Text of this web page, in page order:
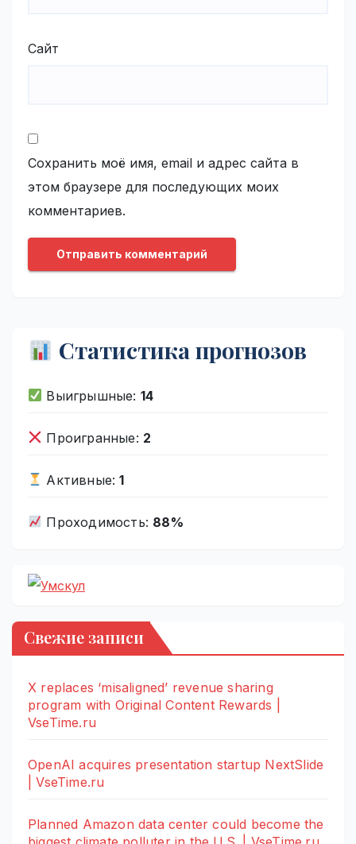
Сайт
Сохранить моё имя, email и адрес сайта в
этом браузере для последующих моих
комментариев.
Статистика прогнозов
Выигрышные: 14
Проигранные: 2
Активные:1
Проходимость: 88%
Свежие записи
X replaces ‘misaligned’ revenue sharing
program with Original Content Rewards |
VseTime.ru
OpenAI acquires presentation startup NextSlide
| VseTime.ru
Planned Amazon data center could become the